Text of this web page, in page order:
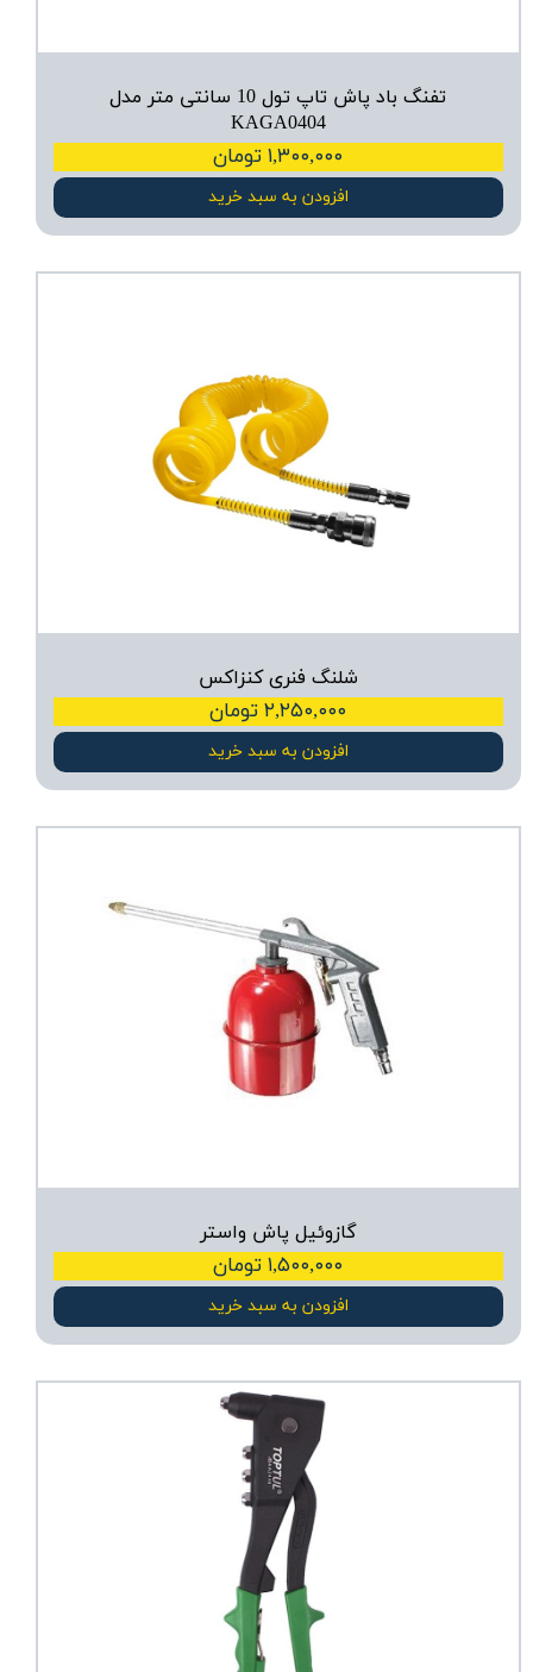
تفنگ باد پاش تاپ تول 10 سانتی متر مدل
KAGA0404
۱,۳۰۰,۰۰۰ تومان
افزودن به سبد خرید
شلنگ فنری کنزاکس
۲,۲۵۰,۰۰۰ تومان
افزودن به سبد خرید
گازوئیل پاش واستر
۱,۵۰۰,۰۰۰ تومان
افزودن به سبد خرید